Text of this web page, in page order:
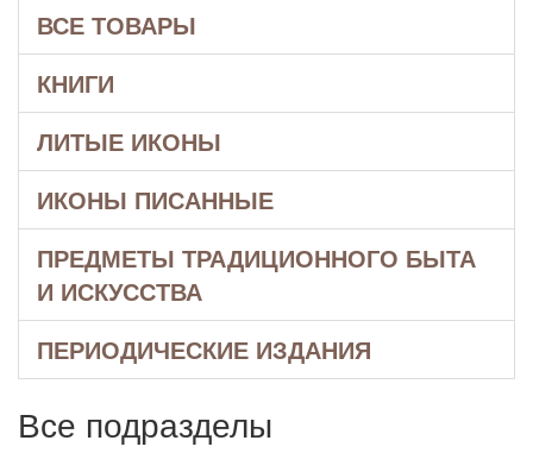
ВСЕ ТОВАРЫ
КНИГИ
ЛИТЫЕ ИКОНЫ
ИКОНЫ ПИСАННЫЕ
ПРЕДМЕТЫ ТРАДИЦИОННОГО БЫТА
И ИСКУССТВА
ПЕРИОДИЧЕСКИЕ ИЗДАНИЯ
Все подразделы